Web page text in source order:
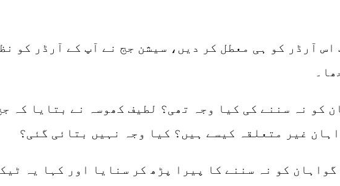
آرڈر کو ہی معطل کر دیں، سیشن جج نے آپ کے آرڈر کو
کو نہ سننے کی کیا وجہ تھی؟ لطیف کھوسہ نے بتایا کہ
غیر متعلقہ کیسے ہیں؟ کیا وجہ نہیں بتائی گئی؟
کو نہ سننے کا پیرا پڑھ کر سنایا اور کہا یہ